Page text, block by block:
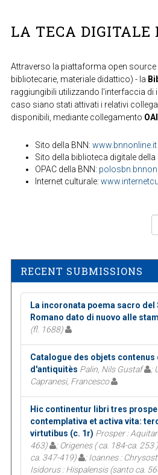
LA TECA
Attraverso la piattaforma open source
bibliotecarie, materiale didattico) - la
raggiungibili utilizzando l'interfaccia di
caso siano stati attivati i relativi
disponibili, mediante collegamento OAI
Sito della BNN: www.bnnonline.it
Sito della biblioteca digitale della
OPAC della BNN:
Internet culturale:
RECENT SUBMISSIONS
La incoronata poema sacro
Romano dato di nuovo alle
(fl. 1688)
Catalogue des objets contenus
d'antiquitès Palin, Nils Gustaf ;
Capranesi, Francesco
Hic continentur libri tres
contemplativa et activa vita:
virtutibus (c. 1r) Prosper :
463)
; Origenes ( ca. 184-ca. 253 )
ca. 347-419)
; Ioannes :
Isidorus : Hispalensis (santo ca.